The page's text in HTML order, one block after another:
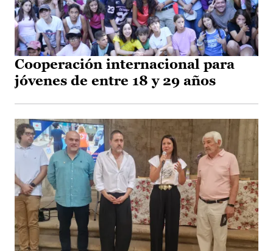
Cooperación internacional para
jóvenes de entre 18 y 29 años